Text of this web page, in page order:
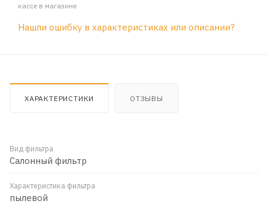
кассе в магазине
Нашли ошибку в характеристиках или описании?
ХАРАКТЕРИСТИКИ ОТЗЫВЫ
Вид фильтра
Салонный фильтр
Характеристика фильтра
пылевой